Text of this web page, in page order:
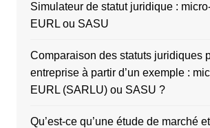
Simulateur de statut juridique :
EURL ou SASU
Comparaison des statuts juridiques
entreprise à partir d’un exemple :
EURL (SARLU) ou SASU ?
Qu’est-ce qu’une étude de marché